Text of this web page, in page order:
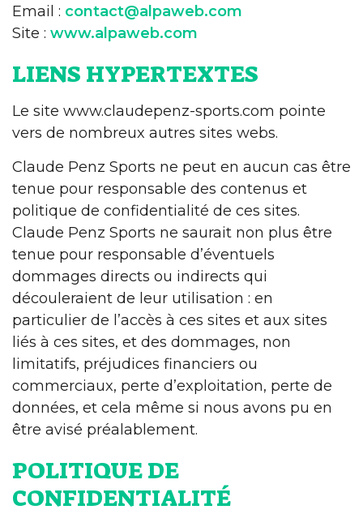
Email : contact@alpaweb.com
Site : www.alpaweb.com
LIENS HYPERTEXTES
Le site www.claudepenz-sports.com pointe
vers de nombreux autres sites webs.
Claude Penz Sports ne peut en aucun cas être
tenue pour responsable des contenus et
politique de confidentialité de ces sites.
Claude Penz Sports ne saurait non plus être
tenue pour responsable d’éventuels
dommages directs ou indirects qui
découleraient de leur utilisation : en
particulier de l’accès à ces sites et aux sites
liés à ces sites, et des dommages, non
limitatifs, préjudices financiers ou
commerciaux, perte d’exploitation, perte de
données, et cela même si nous avons pu en
être avisé préalablement.
POLITIQUE DE
CONFIDENTIALITÉ